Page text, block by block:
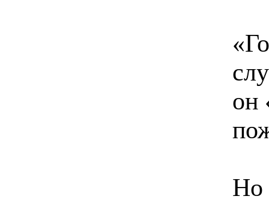
он
Но